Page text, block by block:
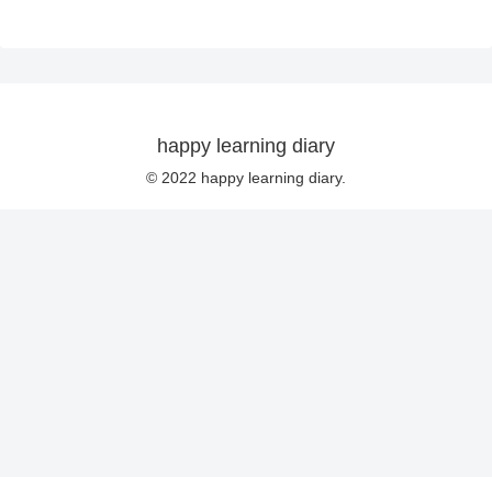
happy learning diary
© 2022 happy learning diary.